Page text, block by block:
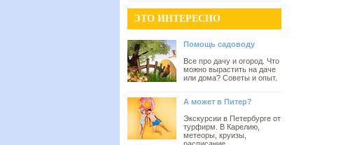
ЭТО ИНТЕРЕСНО
Помощь садоводу
Все про дачу и огород. Что
можно вырастить на даче
или дома? Советы и опыт.
А может в Питер?
Экскурсии в Петербурге от
турфирм. В Карелию,
метеоры, круизы,